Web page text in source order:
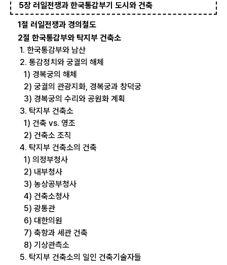
5장 러일전쟁과 한국통감부기 도시와 건축
1절 러일전쟁과 경의철도
2절 한국통감부와 탁지부 건축소
1. 한국통감부와 남산
2. 통감정치와 궁궐의 해체
1) 경복궁의 해체
2) 궁궐의 관광지화, 경복궁과 창덕궁
3) 경복궁의 수리와 공원화 계획
3. 탁지부 건축소
1) 건축 vs. 영조
2) 건축소 조직
4. 탁지부 건축소의 건축
1) 의정부청사
2) 내부청사
3) 농상공부청사
4) 건축소청사
5) 광통관
6) 대한의원
7) 축항과 세관 건축
8) 기상관측소
5. 탁지부 건축소의 일인 건축기술자들